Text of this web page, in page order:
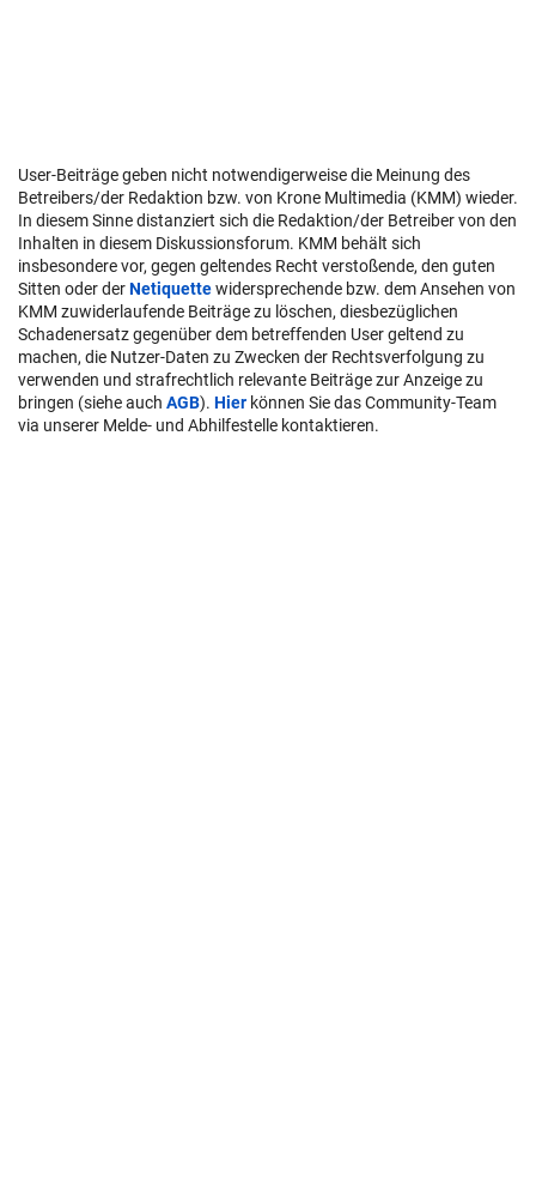
User-Beiträge geben nicht notwendigerweise die Meinung des
Betreibers/der Redaktion bzw. von Krone Multimedia (KMM) wieder.
In diesem Sinne distanziert sich die Redaktion/der Betreiber von den
Inhalten in diesem Diskussionsforum. KMM behält sich
insbesondere vor, gegen geltendes Recht verstoßende, den guten
Sitten oder derNetiquettewidersprechende bzw. dem Ansehen von
KMM zuwiderlaufende Beiträge zu löschen, diesbezüglichen
Schadenersatz gegenüber dem betreffenden User geltend zu
machen, die Nutzer-Daten zu Zwecken der Rechtsverfolgung zu
verwenden und strafrechtlich relevante Beiträge zur Anzeige zu
bringen (siehe auch AGB). Hier können Sie das Community-Team
via unserer Melde- und Abhilfestelle kontaktieren.